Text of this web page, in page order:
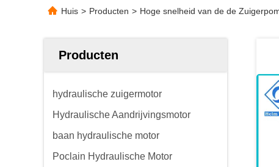
Huis > Producten > Hoge snelheid van de de
Producten
hydraulische zuigermotor
Hydraulische Aandrijvingsmotor
baan hydraulische motor
Poclain Hydraulische Motor